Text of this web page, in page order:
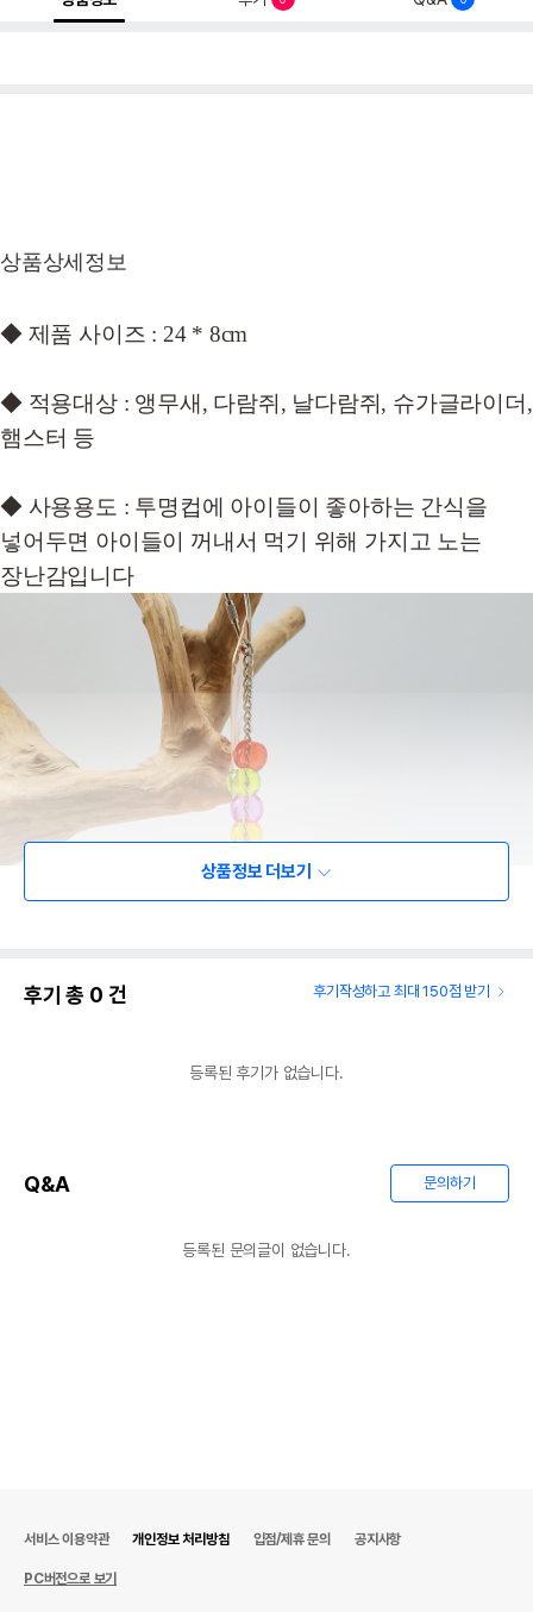
상품상세정보
◆ 제품 사이즈 : 24 * 8cm
◆ 적용대상 : 앵무새, 다람쥐, 날다람쥐, 슈가글라이더,
햄스터 등
◆ 사용용도 : 투명컵에 아이들이 좋아하는 간식을
넣어두면 아이들이 꺼내서 먹기 위해 가지고 노는
장난감입니다
상품정보 더보기
후기 총 0 건 후기작성하고 최대 150점 받기
등록된 후기가 없습니다.
Q&A 문의하기
등록된 문의글이 없습니다.
서비스 이용약관 개인정보 처리방침 입점/제휴 문의 공지사항
PC버전으로 보기